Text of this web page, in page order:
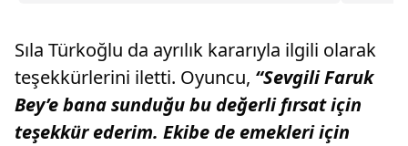
Sıla Türkoğlu da ayrılık kararıyla ilgili olarak
teşekkürlerini iletti. Oyuncu, “Sevgili Faruk
Bey’e bana sunduğu bu değerli fırsat için
teşekkür ederim. Ekibe de emekleri için